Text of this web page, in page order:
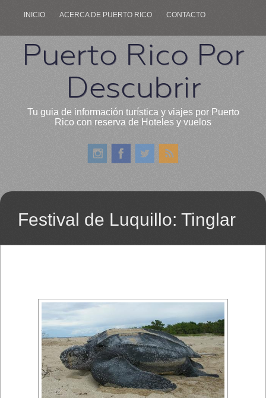
INICIO ACERCA DE PUERTO RICO CONTACTO
Puerto Rico Por
Descubrir
Tu guia de información turística y viajes por Puerto
Rico con reserva de Hoteles y vuelos
Festival de Luquillo: Tinglar